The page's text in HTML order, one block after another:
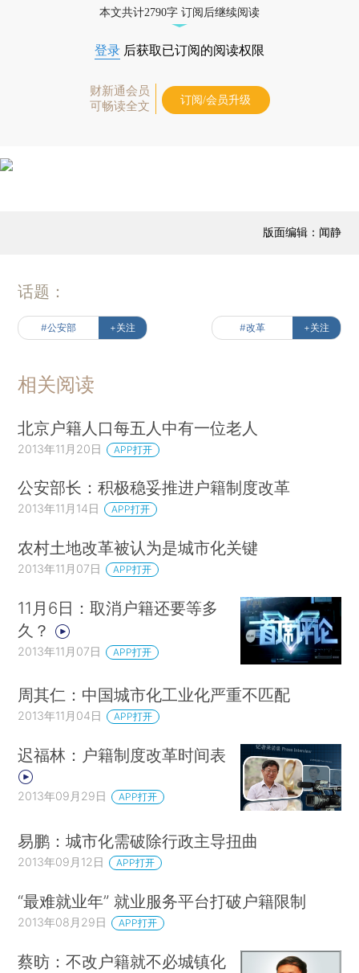
本文共计2790字 订阅后继续阅读
登录 后获取已订阅的阅读权限
财新通会员
可畅读全文
订阅/会员升级
版面编辑：闻静
话题：
#公安部 +关注 #改革 +关注
相关阅读
北京户籍人口每五人中有一位老人
2013年11月20日 APP打开
公安部长：积极稳妥推进户籍制度改革
2013年11月14日 APP打开
农村土地改革被认为是城市化关键
2013年11月07日 APP打开
11月6日：取消户籍还要等多
久？
2013年11月07日 APP打开
周其仁：中国城市化工业化严重不匹配
2013年11月04日 APP打开
迟福林：户籍制度改革时间表
2013年09月29日 APP打开
易鹏：城市化需破除行政主导扭曲
2013年09月12日 APP打开
“最难就业年” 就业服务平台打破户籍限制
2013年08月29日 APP打开
蔡昉：不改户籍就不必城镇化